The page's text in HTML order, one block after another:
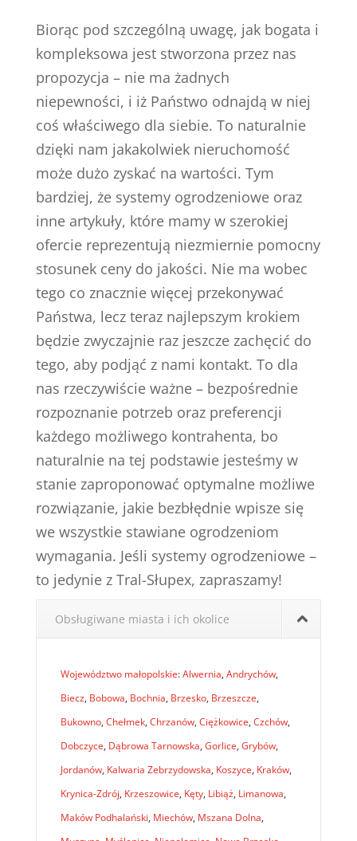
Biorąc pod szczególną uwagę, jak bogata i
kompleksowa jest stworzona przez nas
propozycja – nie ma żadnych
niepewności, i iż Państwo odnajdą w niej
coś właściwego dla siebie. To naturalnie
dzięki nam jakakolwiek nieruchomość
może dużo zyskać na wartości. Tym
bardziej, że systemy ogrodzeniowe oraz
inne artykuły, które mamy w szerokiej
ofercie reprezentują niezmiernie pomocny
stosunek ceny do jakości. Nie ma wobec
tego co znacznie więcej przekonywać
Państwa, lecz teraz najlepszym krokiem
będzie zwyczajnie raz jeszcze zachęcić do
tego, aby podjąć z nami kontakt. To dla
nas rzeczywiście ważne – bezpośrednie
rozpoznanie potrzeb oraz preferencji
każdego możliwego kontrahenta, bo
naturalnie na tej podstawie jesteśmy w
stanie zaproponować optymalne możliwe
rozwiązanie, jakie bezbłędnie wpisze się
we wszystkie stawiane ogrodzeniom
wymagania. Jeśli systemy ogrodzeniowe –
to jedynie z Tral-Słupex, zapraszamy!
Obsługiwane miasta i ich okolice
Województwo małopolskie:Alwernia, Andrychów,
Biecz, Bobowa, Bochnia, Brzesko, Brzeszcze,
Bukowno, Chełmek, Chrzanów, Ciężkowice, Czchów,
Dobczyce, Dąbrowa Tarnowska, Gorlice, Grybów,
Jordanów, Kalwaria Zebrzydowska, Koszyce, Kraków,
Krynica-Zdrój, Krzeszowice, Kęty, Libiąż, Limanowa,
Maków Podhalański, Miechów, Mszana Dolna,